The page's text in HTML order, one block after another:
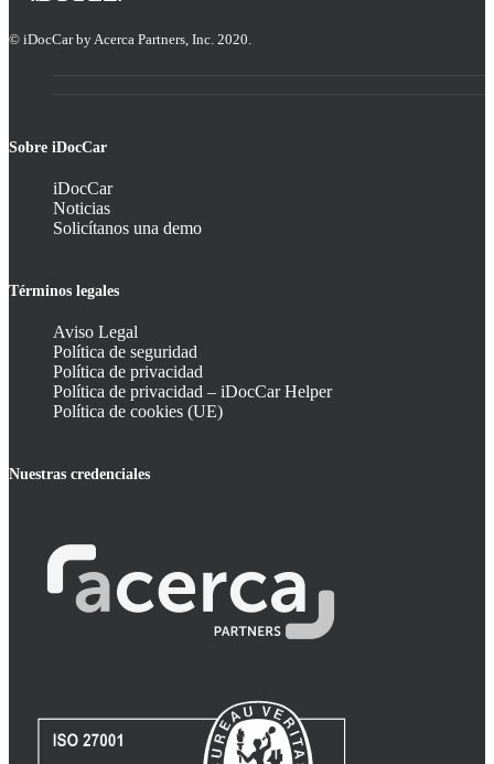
© iDocCar by Acerca Partners, Inc. 2020.
Sobre iDocCar
iDocCar
Noticias
Solicítanos una demo
Términos legales
Aviso Legal
Política de seguridad
Política de privacidad
Política de privacidad – iDocCar Helper
Política de cookies (UE)
Nuestras credenciales